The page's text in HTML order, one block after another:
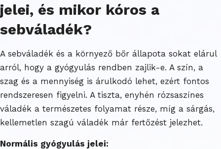
jelei, és mikor kóros a
sebváladék?
A sebváladék és a környező bőr állapota sokat elárul
arról, hogy a gyógyulás rendben zajlik-e. A szín, a
szag és a mennyiség is árulkodó lehet, ezért fontos
rendszeresen figyelni. A tiszta, enyhén rózsaszínes
váladék a természetes folyamat része, míg a sárgás,
kellemetlen szagú váladék már fertőzést jelezhet.
Normális gyógyulás jelei: